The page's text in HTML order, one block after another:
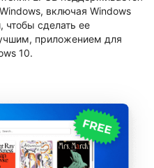
включая Windows
чтобы сделать ее
приложением для
10.